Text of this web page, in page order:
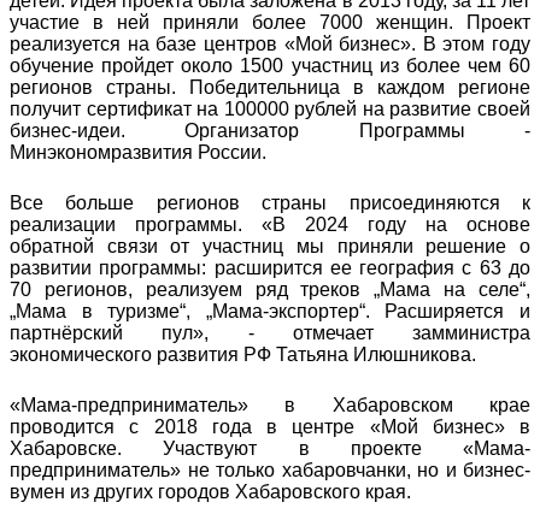
участие в ней приняли более 7000 женщин. Проект
реализуется на базе центров «Мой бизнес». В этом году
обучение пройдет около 1500 участниц из более чем 60
регионов страны. Победительница в каждом регионе
получит сертификат на 100000 рублей на развитие своей
бизнес-идеи. Организатор Программы -
Минэкономразвития России.
Все больше регионов страны присоединяются к
реализации программы. «В 2024 году на основе
обратной связи от участниц мы приняли решение о
развитии программы: расширится ее география с 63 до
70 регионов, реализуем ряд треков „Мама на селе“,
„Мама в туризме“, „Мама-экспортер“. Расширяется и
партнёрский пул», - отмечает замминистра
экономического развития РФ Татьяна Илюшникова.
«Мама-предприниматель» в Хабаровском крае
проводится с 2018 года в центре «Мой бизнес» в
Хабаровске. Участвуют в проекте «Мама-
предприниматель» не только хабаровчанки, но и бизнес-
вумен из других городов Хабаровского края.